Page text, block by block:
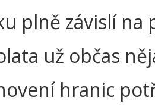
plně závislí na
už občas
hranic